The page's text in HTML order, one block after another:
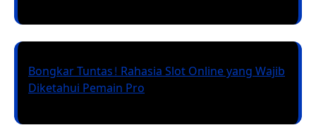
Bongkar Tuntas! Rahasia Slot Online yang Wajib
Diketahui Pemain Pro